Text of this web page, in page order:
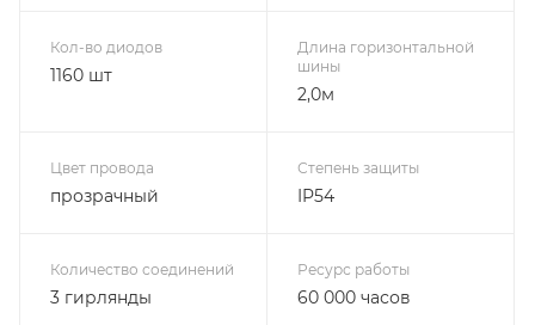
Кол-во диодов
1160 шт
Длина горизонтальной
шины
2,0м
Цвет провода
прозрачный
Степень защиты
IP54
Количество соединений
3 гирлянды
Ресурс работы
60 000 часов